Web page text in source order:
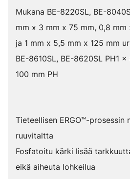
Mukana BE-8220SL, BE-
mm x 3 mm x 75 mm, 0,8 mm
ja 1 mm x 5,5 mm x 125 mm
BE-8610SL, BE-8620SL PH1
100 mm PH
Tieteellisen ERGO™-
ruuvitaltta
Fosfatoitu kärki lisää
eikä aiheuta lohkeilua